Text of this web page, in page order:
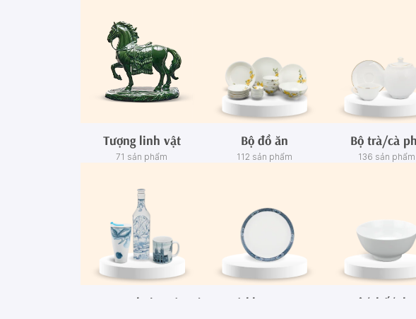
Tượng linh vật
71 sản phẩm
Bộ đồ ăn
112 sản phẩm
Bộ trà/cà
136 sản phẩm
Ca - Ly - Chai - Hộp sứ Bộ khay rượu Tô/Thố/Khay